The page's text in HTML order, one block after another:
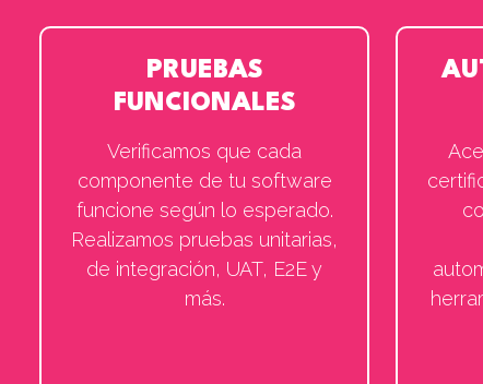
PRUEBAS
FUNCIONALES
Verificamos que cada
componente de tu software
funcione según lo esperado.
Realizamos pruebas unitarias,
de integración, UAT, E2E y
más.